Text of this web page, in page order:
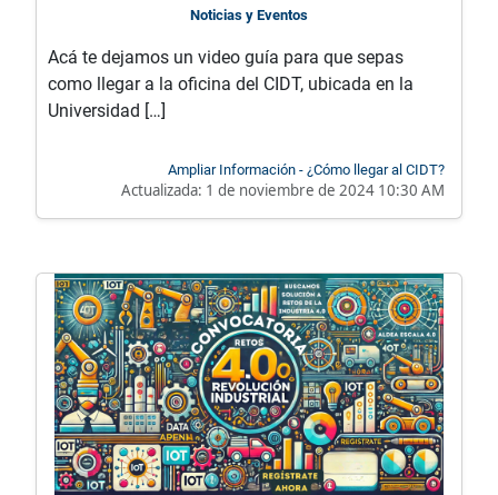
Noticias y Eventos
Acá te dejamos un video guía para que sepas
como llegar a la oficina del CIDT, ubicada en la
Universidad […]
Ampliar Información - ¿Cómo llegar al CIDT?
Actualizada: 1 de noviembre de 2024 10:30 AM